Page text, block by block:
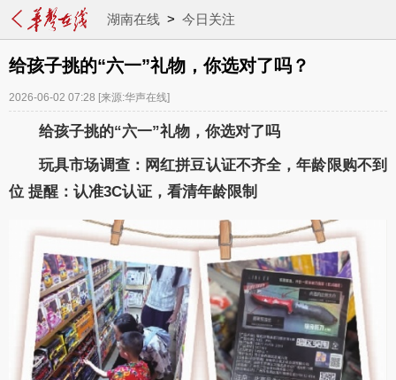
湖南在线> 今日关注
给孩子挑的“六一”礼物，你选对了吗？
2026-06-02 07:28 [来源:华声在线]
给孩子挑的“六一”礼物，你选对了吗
玩具市场调查：网红拼豆认证不齐全，年龄限购不到
位 提醒：认准3C认证，看清年龄限制